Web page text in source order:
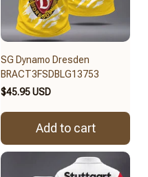
SG Dynamo Dresden
BRACT3FSDBLG13753
$45.95 USD
Add to cart